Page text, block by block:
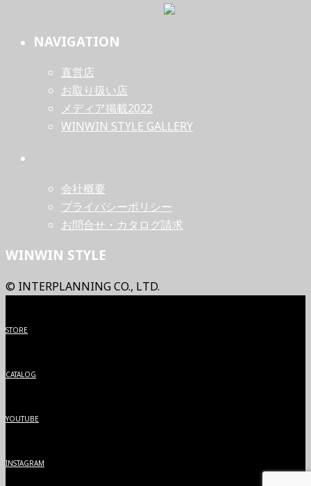
NAVIGATION
直営店
お取り扱い店
メディア掲載2022
WINWIN STYLE GALLERY
会社概要
プライバシーポリシー
お問合せ・カタログ請求
WINWIN STYLE
© INTERPLANNING CO., LTD.
STORE
CATALOG
YOUTUBE
INSTAGRAM